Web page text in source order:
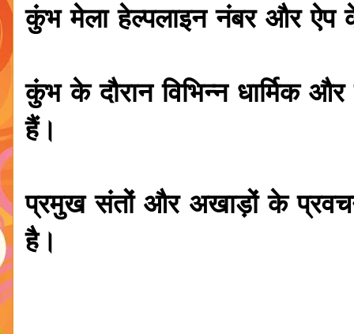
कुंभ मेला हेल्पलाइन नंबर और ऐप
कुंभ के दौरान विभिन्न धार्मिक
हैं।
प्रमुख संतों और अखाड़ों के
है।